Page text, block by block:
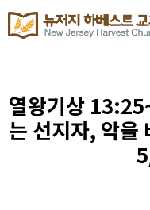
열왕기상
는 선지자, 악을